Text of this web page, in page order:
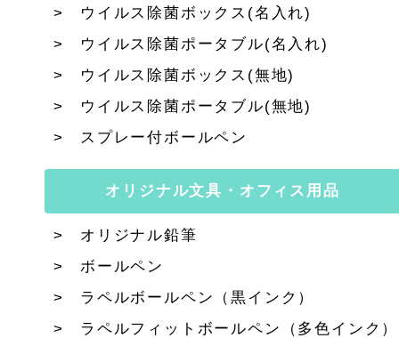
ウイルス除菌ボックス(名入れ)
ウイルス除菌ポータブル(名入れ)
ウイルス除菌ボックス(無地)
ウイルス除菌ポータブル(無地)
スプレー付ボールペン
オリジナル文具・オフィス用品
オリジナル鉛筆
ボールペン
ラペルボールペン（黒インク）
ラペルフィットボールペン（多色インク）